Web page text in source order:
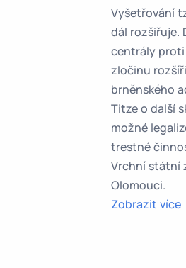
Vyšetřování
dál rozšiřuje.
centrály proti
zločinu
brněnského
Titze o další
možné
trestné
Vrchní státní
Olomouci.
Zobrazit více